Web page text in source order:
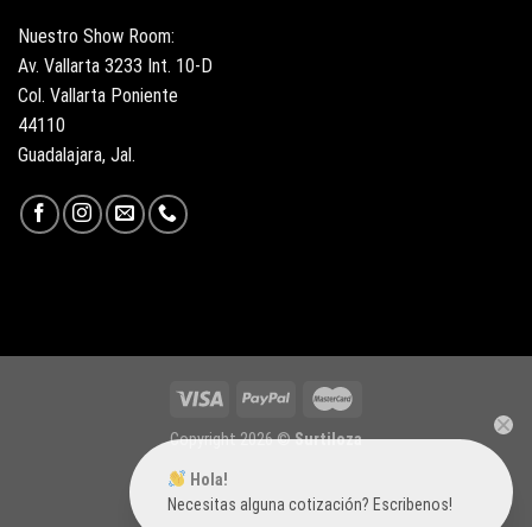
Nuestro Show Room:
Av. Vallarta 3233 Int. 10-D
Col. Vallarta Poniente
44110
Guadalajara, Jal.
Copyright 2026 ©Surtiloza
Hola!
Necesitas alguna cotización? Escribenos!